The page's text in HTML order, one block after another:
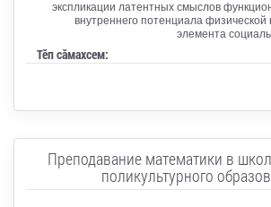
экспликации латентных смыслов
внутреннего потенциала физической
элемента
Тӗп сӑмахсем:
Преподавание математики в
поликультурного